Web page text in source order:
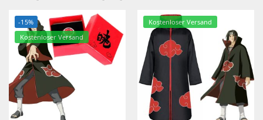
-15%
Kostenloser Versand
Kostenloser Versand